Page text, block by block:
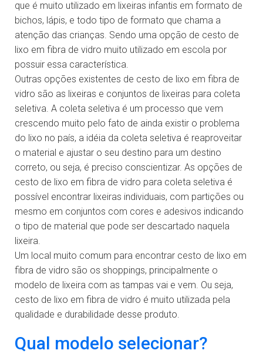
que é muito utilizado em lixeiras infantis em formato de
bichos, lápis, e todo tipo de formato que chama a
atenção das crianças. Sendo uma opção de cesto de
lixo em fibra de vidro muito utilizado em escola por
possuir essa característica.
Outras opções existentes de cesto de lixo em fibra de
vidro são as lixeiras e conjuntos de lixeiras para coleta
seletiva. A coleta seletiva é um processo que vem
crescendo muito pelo fato de ainda existir o problema
do lixo no país, a idéia da coleta seletiva é reaproveitar
o material e ajustar o seu destino para um destino
correto, ou seja, é preciso conscientizar. As opções de
cesto de lixo em fibra de vidro para coleta seletiva é
possível encontrar lixeiras individuais, com partições ou
mesmo em conjuntos com cores e adesivos indicando
o tipo de material que pode ser descartado naquela
lixeira.
Um local muito comum para encontrar cesto de lixo em
fibra de vidro são os shoppings, principalmente o
modelo de lixeira com as tampas vai e vem. Ou seja,
cesto de lixo em fibra de vidro é muito utilizada pela
qualidade e durabilidade desse produto.
Qual modelo selecionar?